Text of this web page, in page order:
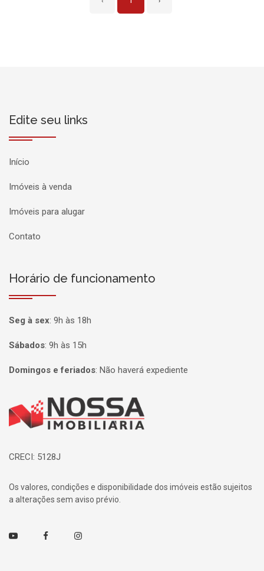
Edite seu links
Início
Imóveis à venda
Imóveis para alugar
Contato
Horário de funcionamento
Seg à sex: 9h às 18h
Sábados: 9h às 15h
Domingos e feriados: Não haverá expediente
Página inicial
CRECI: 5128J
Os valores, condições e disponibilidade dos imóveis estão sujeitos
a alterações sem aviso prévio.
Youtube FacebookInstagram